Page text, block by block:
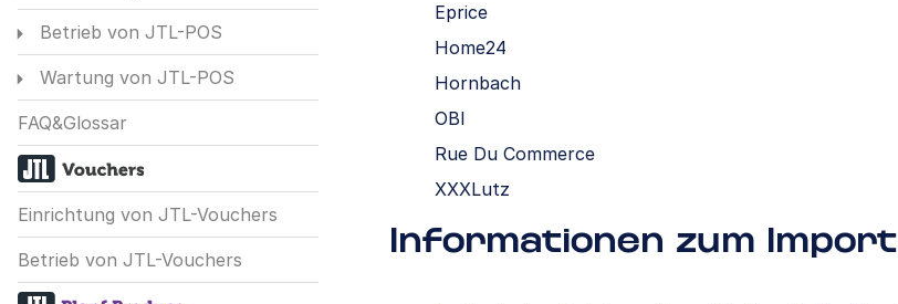
Betrieb von JTL-POS
Wartung von JTL-POS
FAQ&Glossar
Einrichtung von JTL-Vouchers
Betrieb von JTL-Vouchers
Eprice
Home24
Hornbach
OBI
Rue Du Commerce
XXXLutz
Informationen zum Import